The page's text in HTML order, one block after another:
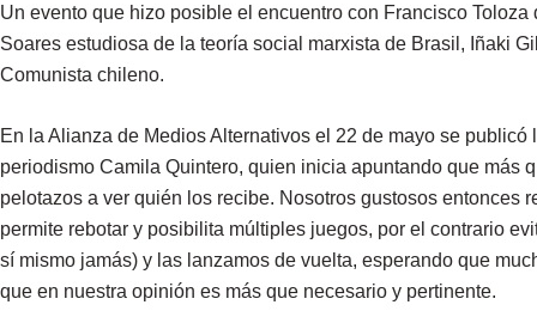
Un evento que hizo posible el encuentro con Francisco
Soares estudiosa de la teoría social marxista de Brasil, Iñaki
Comunista chileno.
En la Alianza de Medios Alternativos el 22 de mayo se publicó
periodismo Camila Quintero, quien inicia apuntando que más
pelotazos a ver quién los recibe. Nosotros gustosos entonces
permite rebotar y posibilita múltiples juegos, por el contrario
sí mismo jamás) y las lanzamos de vuelta, esperando que
que en nuestra opinión es más que necesario y pertinente.